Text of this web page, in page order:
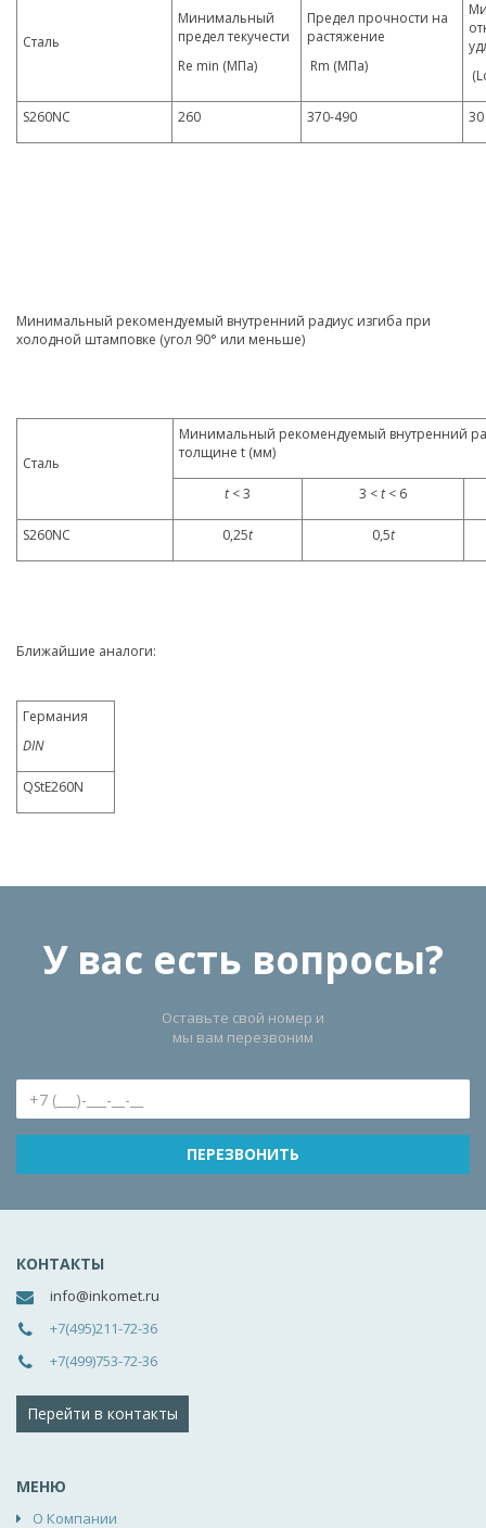
Сталь
Минимальный
предел текучести
Re min (МПа)
Предел прочности на
растяжение
Rm (МПа)
S260NC 260 370-490 30
Минимальный рекомендуемый внутренний радиус изгиба при
холодной штамповке (угол 90° или меньше)
Сталь
Минимальный рекомендуемый внутренний
толщине t (мм)
t< 3 3 <t< 6
S260NC 0,25t 0,5t
Ближайшие аналоги:
Германия
DIN
QStE260N
У вас есть вопросы?
Оставьте свой номер и
мы вам перезвоним
КОНТАКТЫ
info@inkomet.ru
+7(495)211-72-36
+7(499)753-72-36
Перейти в контакты
МЕНЮ
О Компании